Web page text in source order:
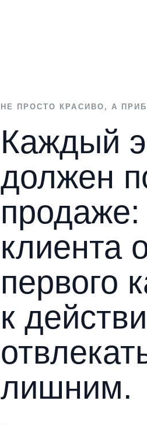
НЕ ПРОСТО КРАСИВО, А
Каждый
должен
продаже:
клиента
первого
к
лишним.